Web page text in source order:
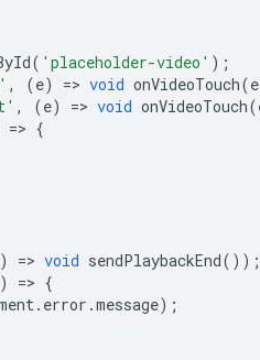
( 'placeholder-video' );
, (e) => void onVideoTouch(e
, (e) => void onVideoTouch(
=> {
=> void sendPlaybackEnd());
=> {
. error .message);